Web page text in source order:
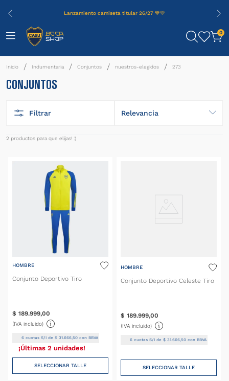
Lanzamiento camiseta titular 26/27 💙💛
0
Indumentaria Conjuntos nuestros-elegidos 273
CONJUNTOS
Filtrar Relevancia
2 productos
HOMBRE
Conjunto Deportivo Tiro
$ 189.999,00
(IVA incluido)
6 cuotas S/I de$ 31 .666 ,50 con BBVA
¡Últimas 2 unidades!
SELECCIONAR TALLE
HOMBRE
Conjunto Deportivo Celeste Tiro
$ 189.999,00
(IVA incluido)
6cuotas S/I de $ 31. 666, 50con BBVA
SELECCIONAR TALLE